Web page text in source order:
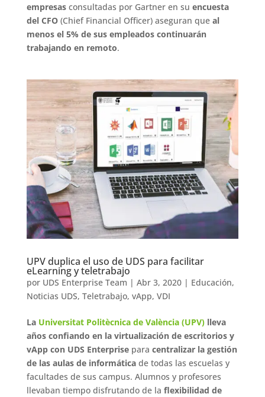
empresasconsultadas por Gartner en su encuesta
del CFO(Chief Financial Officer) aseguran que al
menos el 5% de sus empleados continuarán
trabajando en remoto.
UPV duplica el uso de UDS para facilitar
eLearning y teletrabajo
por UDS Enterprise Team | Abr 3, 2020| Educación,
Noticias UDS, Teletrabajo, vApp, VDI
La Universitat Politècnica de València (UPV)lleva
años confiando en la virtualización de escritorios y
vApp con UDS Enterprisepara centralizar la gestión
de las aulas de informáticade todas las escuelas y
facultades de sus campus. Alumnos y profesores
llevaban tiempo disfrutando de la flexibilidad de